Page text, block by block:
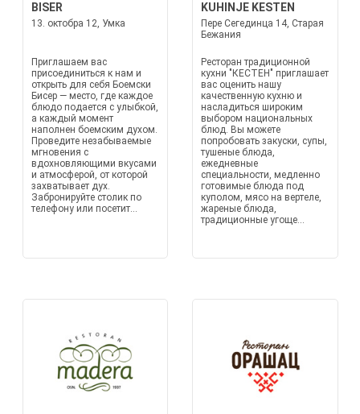
BISER
13. oктобра 12, Умка
Приглашаем вас
присоединиться к нам и
открыть для себя Боемски
Бисер — место, где каждое
блюдо подается с улыбкой,
а каждый момент
наполнен боемским духом.
Проведите незабываемые
мгновения с
вдохновляющими вкусами
и атмосферой, от которой
захватывает дух.
Забронируйте столик по
телефону или посетит...
KUHINJE KESTEN
Пере Сегединца 14, Старая
Бежания
Ресторан традиционной
кухни "КЕСТЕН" приглашает
вас оценить нашу
качественную кухню и
насладиться широким
выбором национальных
блюд. Вы можете
попробовать закуски, супы,
тушеные блюда,
ежедневные
специальности, медленно
готовимые блюда под
куполом, мясо на вертеле,
жареные блюда,
традиционные угоще...